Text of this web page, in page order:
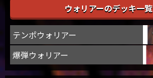
ウォリアーのデッキ一覧
テンポウォリアー
爆弾ウォリアー